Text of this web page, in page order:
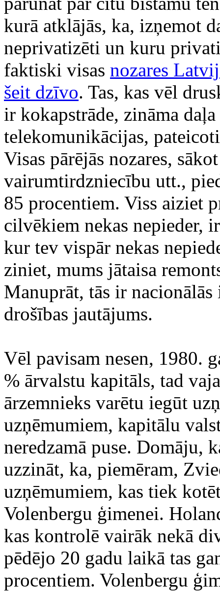
kurā atklājās, ka, izņemot
neprivatizēti un kuru
faktiski visas nozares
šeit dzīvo. Tas, kas vēl
ir kokapstrāde, zināma
telekomunikācijas,
Visas pārējās nozares,
vairumtirdzniecību utt.,
85 procentiem. Viss aiziet
cilvēkiem nekas nepieder,
kur tev vispār nekas
ziniet, mums jātaisa
Manuprāt, tās ir nacionālās
drošības jautājums.
Vēl pavisam nesen, 1980.
% ārvalstu kapitāls, tad
ārzemnieks varētu iegūt
uzņēmumiem, kapitālu
neredzamā puse. Domāju,
uzzināt, ka, piemēram,
uzņēmumiem, kas tiek
Volenbergu ģimenei.
kas kontrolē vairāk nekā
pēdējo 20 gadu laikā tas
procentiem. Volenbergu